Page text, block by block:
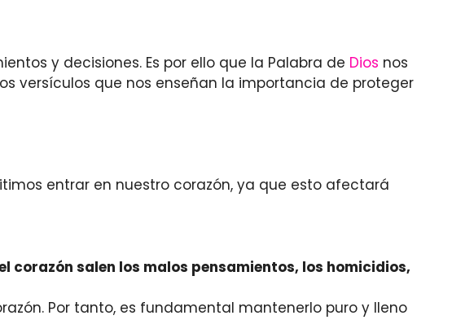
y decisiones. Es por ello que la Palabra de Dios nos
versículos que nos enseñan la importancia de proteger
entrar en nuestro corazón, ya que esto afectará
corazón salen los malos pensamientos, los homicidios,
Por tanto, es fundamental mantenerlo puro y lleno